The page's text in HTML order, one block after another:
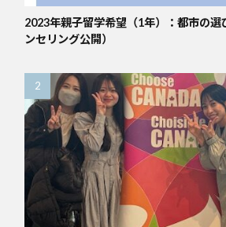
2023年親子留学希望（1年）：都市の選
ンセリング公開）